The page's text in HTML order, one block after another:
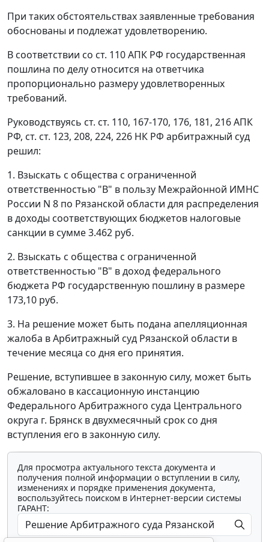
При таких обстоятельствах заявленные требования
обоснованы и подлежат удовлетворению.
В соответствии со ст. 110АПК РФ государственная
пошлина по делу относится на ответчика
пропорционально размеру удовлетворенных
требований.
Руководствуясь ст. ст. 110, 167-170, 176, 181, 216АПК
РФ, ст. ст. 123, 208, 224, 226 НК РФ арбитражный суд
решил:
1. Взыскать с общества с ограниченной
ответственностью "В" в пользу Межрайонной ИМНС
России N 8 по Рязанской области для распределения
в доходы соответствующих бюджетов налоговые
санкции в сумме 3.462 руб.
2. Взыскать с общества с ограниченной
ответственностью "В" в доход федерального
бюджета РФ государственную пошлину в размере
173,10 руб.
3. На решение может быть подана апелляционная
жалоба в Арбитражный суд Рязанской области в
течение месяца со дня его принятия.
Решение, вступившее в законную силу, может быть
обжаловано в кассационную инстанцию
Федерального Арбитражного суда Центрального
округа г. Брянск в двухмесячный срок со дня
вступления его в законную силу.
Для просмотра актуального текста документа и
получения полной информации о вступлении в силу,
изменениях и порядке применения документа,
воспользуйтесь поиском в Интернет-версии системы
ГАРАНТ: